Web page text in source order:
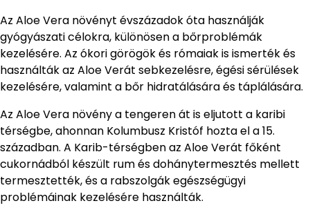
Az Aloe Vera növényt évszázadok óta használják
gyógyászati ​​célokra, különösen a bőrproblémák
kezelésére. Az ókori görögök és rómaiak is ismerték és
használták az Aloe Verát sebkezelésre, égési sérülések
kezelésére, valamint a bőr hidratálására és táplálására.
Az Aloe Vera növény a tengeren át is eljutott a karibi
térségbe, ahonnan Kolumbusz Kristóf hozta el a 15.
században. A Karib-térségben az Aloe Verát főként
cukornádból készült rum és dohánytermesztés mellett
termesztették, és a rabszolgák egészségügyi
problémáinak kezelésére használták.